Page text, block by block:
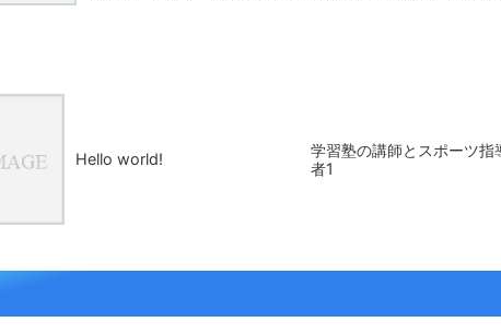
Hello world!
学習塾の講師とスポーツ指
者1